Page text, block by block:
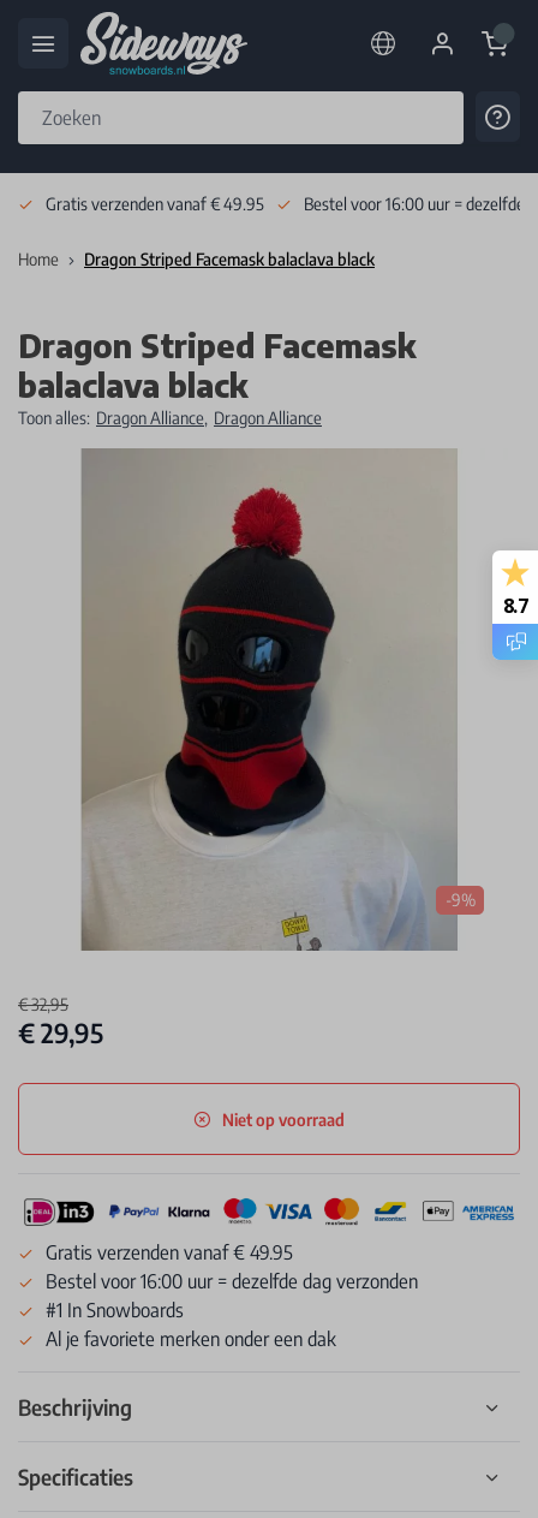
Cart
Gratis verzenden vanaf € 49.95 Bestel voor 16:00 uur = dezelfde
Home Dragon Striped Facemask balaclava black
Dragon Striped Facemask
balaclava black
Toon alles: Dragon Alliance, Dragon Alliance
-9%
€ 32,95
€ 29,95
Niet op voorraad
Gratis verzenden vanaf € 49.95
Bestel voor 16:00 uur = dezelfde dag verzonden
#1 In Snowboards
Al je favoriete merken onder een dak
Beschrijving
Specificaties
8.7